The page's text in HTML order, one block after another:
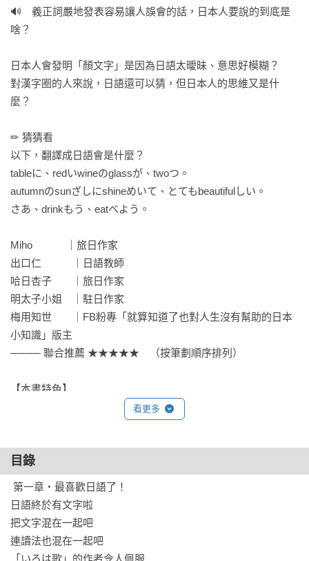
🔊　義正詞嚴地發表容易讓人誤會的話，日本人要說的到底是
啥？
日本人會發明「顏文字」是因為日語太曖昧、意思好模糊？
對漢字圈的人來說，日語還可以猜，但日本人的思維又是什
麼？
✏ 猜猜看
以下，翻譯成日語會是什麼？
tableに、redいwineのglassが、twoつ。
autumnのsunざしにshineめいて、とてもbeautifulしい。
さあ、drinkもう、eatべよう。
Miho　　　 ｜旅日作家
出口仁　　　｜日語教師
哈日杏子　　｜旅日作家
明太子小姐　｜駐日作家
梅用知世　　｜FB粉專「就算知道了也對人生沒有幫助的日本
小知識」版主
──── 聯合推薦 ★★★★★　（按筆劃順序排列）
【本書特色】
在語言學校裡學了很多日語規則，但是實際上似乎不是這麼一
哪裡啊？
「大間違い」和「お間違い」哪個是正確的？那「お門違い」
看更多
目錄
日語終於有文字啦
把文字混在一起吧
連讀法也混在一起吧
「いろは歌」的作者令人佩服